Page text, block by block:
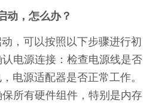
动，怎么办？
，可以按照以下步骤进行初
电源连接：检查电源线是否
电源适配器是否正常工作。
所有硬件组件，特别是内存